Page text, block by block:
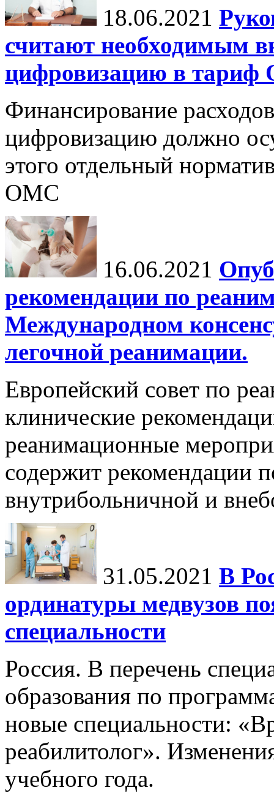
18.06.2021
считают необходимым
цифровизацию в
Финансирование
цифровизацию должно
этого отдельный
ОМС
16.06.2021
рекомендации по
Международном
легочной реанимации.
Европейский совет по
клинические
реанимационные
содержит рекомендации
внутрибольничной и
31.05.2021 В
ординатуры медвузов
специальности
Россия. В перечень
образования по
новые специальности:
реабилитолог».
учебного года.